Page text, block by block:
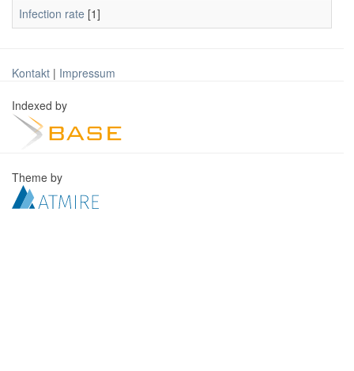
Infection rate [1]
Kontakt | Impressum
Indexed by
Theme by